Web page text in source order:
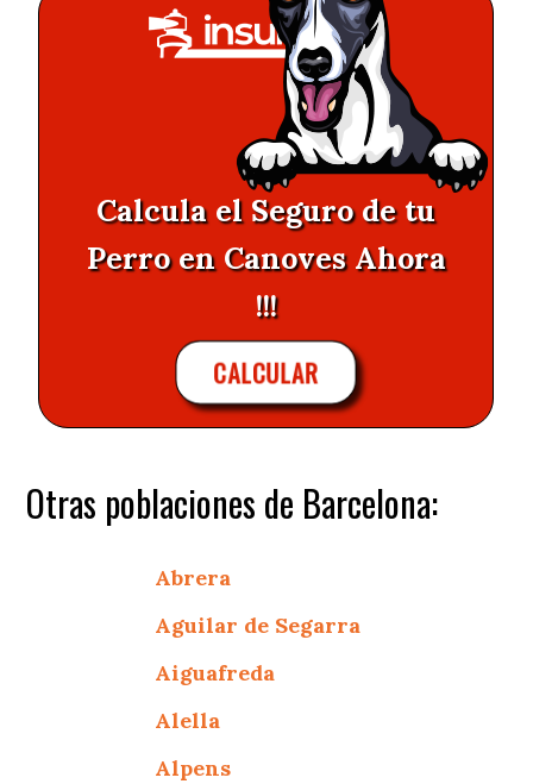
Calcula el Seguro de tu
Perro en Canoves Ahora
!!!
CALCULAR
Otras poblaciones de Barcelona:
Abrera
Aguilar de Segarra
Aiguafreda
Alella
Alpens